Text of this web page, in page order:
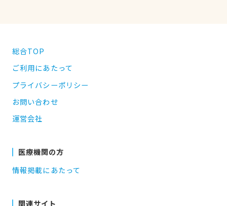
総合TOP
ご利用にあたって
プライバシーポリシー
お問い合わせ
運営会社
医療機関の方
情報掲載にあたって
関連サイト